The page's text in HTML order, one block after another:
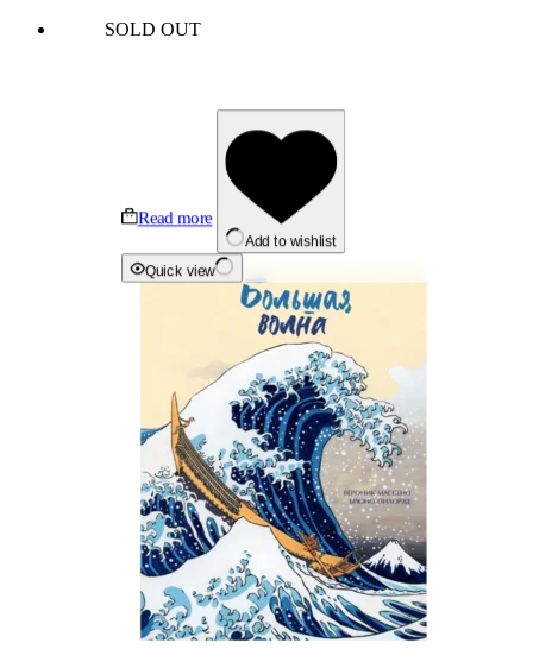
SOLD OUT
Read more
Add to wishlist
Quick view